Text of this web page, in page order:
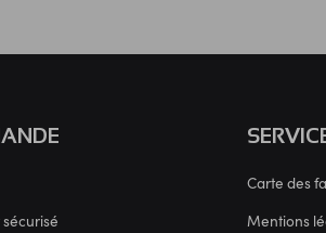
Carte des
Mentions